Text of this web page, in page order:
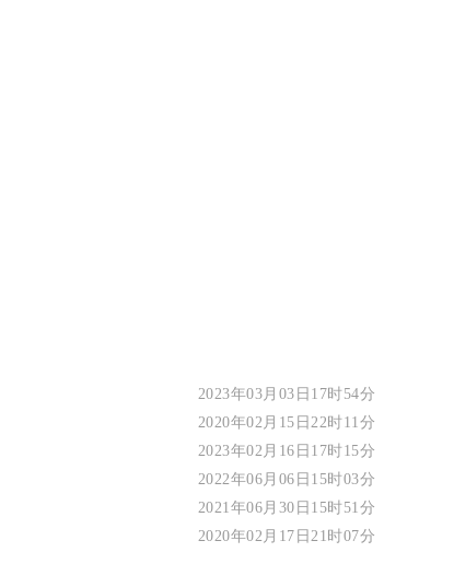
2023年03月03日17时54分
2020年02月15日22时11分
2023年02月16日17时15分
2022年06月06日15时03分
2021年06月30日15时51分
2020年02月17日21时07分